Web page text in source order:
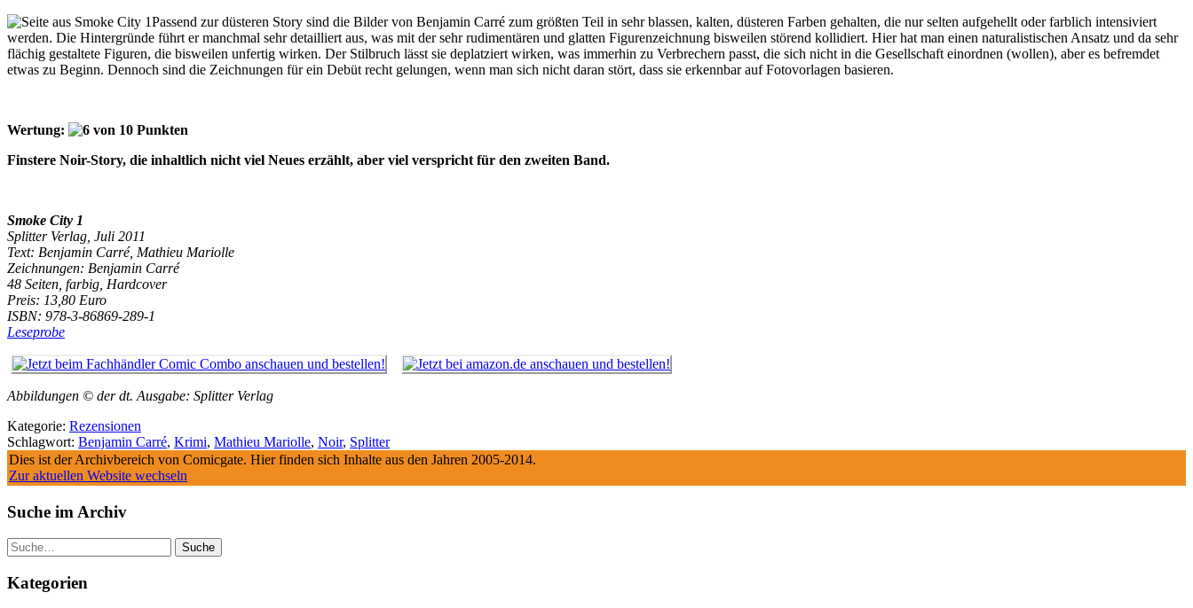
Passend zur düsteren Story sind die Bilder von Benjamin Carré zum größten Teil in sehr blassen, kalten, düsteren Farben gehalten, die nur selten aufgehellt oder farblich intensiviert
werden. Die Hintergründe führt er manchmal sehr detailliert aus, was mit der sehr rudimentären und glatten Figurenzeichnung bisweilen störend kollidiert. Hier hat man einen naturalistischen Ansatz und da sehr
flächig gestaltete Figuren, die bisweilen unfertig wirken. Der Stilbruch lässt sie deplatziert wirken, was immerhin zu Verbrechern passt, die sich nicht in die Gesellschaft einordnen (wollen), aber es befremdet
etwas zu Beginn. Dennoch sind die Zeichnungen für ein Debüt recht gelungen, wenn man sich nicht daran stört, dass sie erkennbar auf Fotovorlagen basieren.
Wertung:
Finstere Noir-Story, die inhaltlich nicht viel Neues erzählt, aber viel verspricht für den zweiten Band.
Smoke City 1
Splitter Verlag, Juli 2011
Text: Benjamin Carré, Mathieu Mariolle
Zeichnungen: Benjamin Carré
48 Seiten, farbig, Hardcover
Preis: 13,80 Euro
ISBN: 978-3-86869-289-1
Leseprobe
Abbildungen © der dt. Ausgabe: Splitter Verlag
Kategorie: Rezensionen
Schlagwort: Benjamin Carré, Krimi, Mathieu Mariolle, Noir, Splitter
Dies ist der Archivbereich von Comicgate. Hier finden sich Inhalte aus den Jahren 2005-2014.
Zur aktuellen Website wechseln
Suche im Archiv
Suche
Kategorien